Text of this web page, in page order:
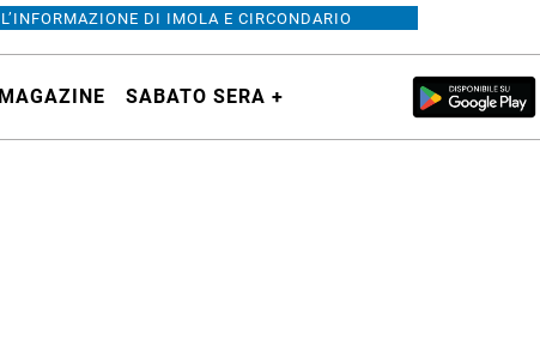
L’INFORMAZIONE DI IMOLA E CIRCONDARIO
MAGAZINE SABATO SERA +